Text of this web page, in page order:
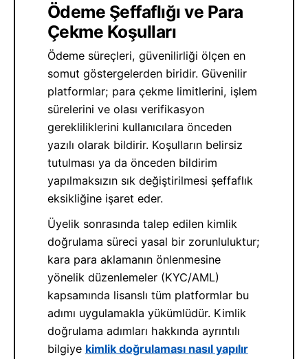
Ödeme Şeffaflığı ve Para
Çekme Koşulları
Ödeme süreçleri, güvenilirliği ölçen en
somut göstergelerden biridir. Güvenilir
platformlar; para çekme limitlerini, işlem
sürelerini ve olası verifikasyon
gerekliliklerini kullanıcılara önceden
yazılı olarak bildirir. Koşulların belirsiz
tutulması ya da önceden bildirim
yapılmaksızın sık değiştirilmesi şeffaflık
eksikliğine işaret eder.
Üyelik sonrasında talep edilen kimlik
doğrulama süreci yasal bir zorunluluktur;
kara para aklamanın önlenmesine
yönelik düzenlemeler (KYC/AML)
kapsamında lisanslı tüm platformlar bu
adımı uygulamakla yükümlüdür. Kimlik
doğrulama adımları hakkında ayrıntılı
bilgiye kimlik doğrulaması nasıl yapılır